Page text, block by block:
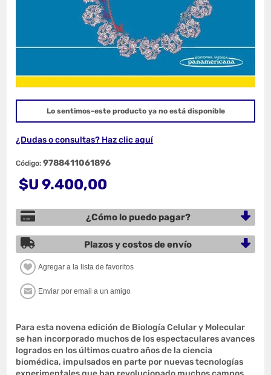
Lo sentimos-este producto ya no está disponible
¿Dudas o consultas? Haz clic aquí
Código: 9788411061896
$U 9.400,00
¿Cómo lo puedo pagar?
Plazos y costos de envío
Para esta novena edición de Biología Celular y Molecular
se han incorporado muchos de los espectaculares avances
logrados en los últimos cuatro años de la ciencia
biomédica, impulsados en parte por nuevas tecnologías